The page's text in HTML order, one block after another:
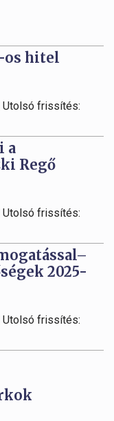
os hitel
Utolsó frissítés:
a
Regő
Utolsó frissítés:
2025-
Utolsó frissítés: